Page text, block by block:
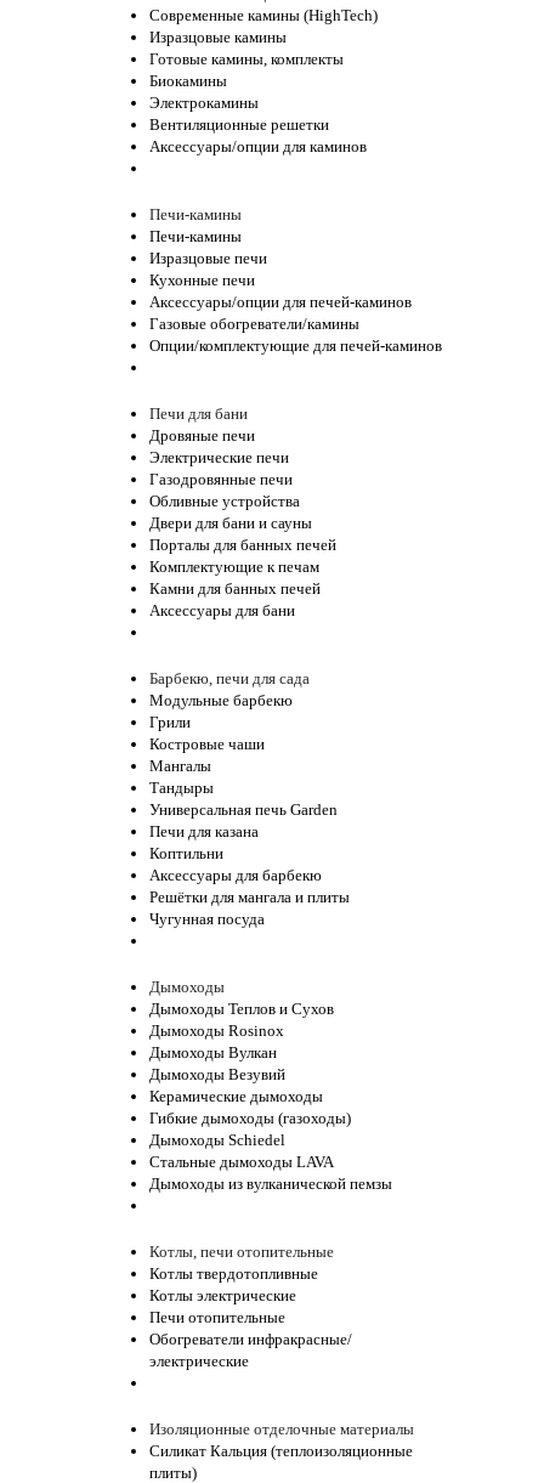
Современные камины (HighTech)
Изразцовые камины
Готовые камины, комплекты
Биокамины
Электрокамины
Вентиляционные решетки
Аксессуары/опции для каминов
Печи-камины
Печи-камины
Изразцовые печи
Кухонные печи
Аксессуары/опции для печей-каминов
Газовые обогреватели/камины
Опции/комплектующие для печей-каминов
Печи для бани
Дровяные печи
Электрические печи
Газодровянные печи
Обливные устройства
Двери для бани и сауны
Порталы для банных печей
Комплектующие к печам
Камни для банных печей
Аксессуары для бани
Барбекю, печи для сада
Модульные барбекю
Грили
Костровые чаши
Мангалы
Тандыры
Универсальная печь Garden
Печи для казана
Коптильни
Аксессуары для барбекю
Решётки для мангала и плиты
Чугунная посуда
Дымоходы
Дымоходы Теплов и Сухов
Дымоходы Rosinox
Дымоходы Вулкан
Дымоходы Везувий
Керамические дымоходы
Гибкие дымоходы (газоходы)
Дымоходы Schiedel
Стальные дымоходы LAVA
Дымоходы из вулканической пемзы
Котлы, печи отопительные
Котлы твердотопливные
Котлы электрические
Печи отопительные
Обогреватели инфракрасные/
электрические
Изоляционные отделочные материалы
Силикат Кальция (теплоизоляционные
плиты)